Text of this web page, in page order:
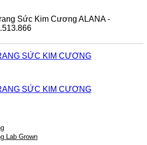
Sức Kim Cương ALANA -
Lab Grown